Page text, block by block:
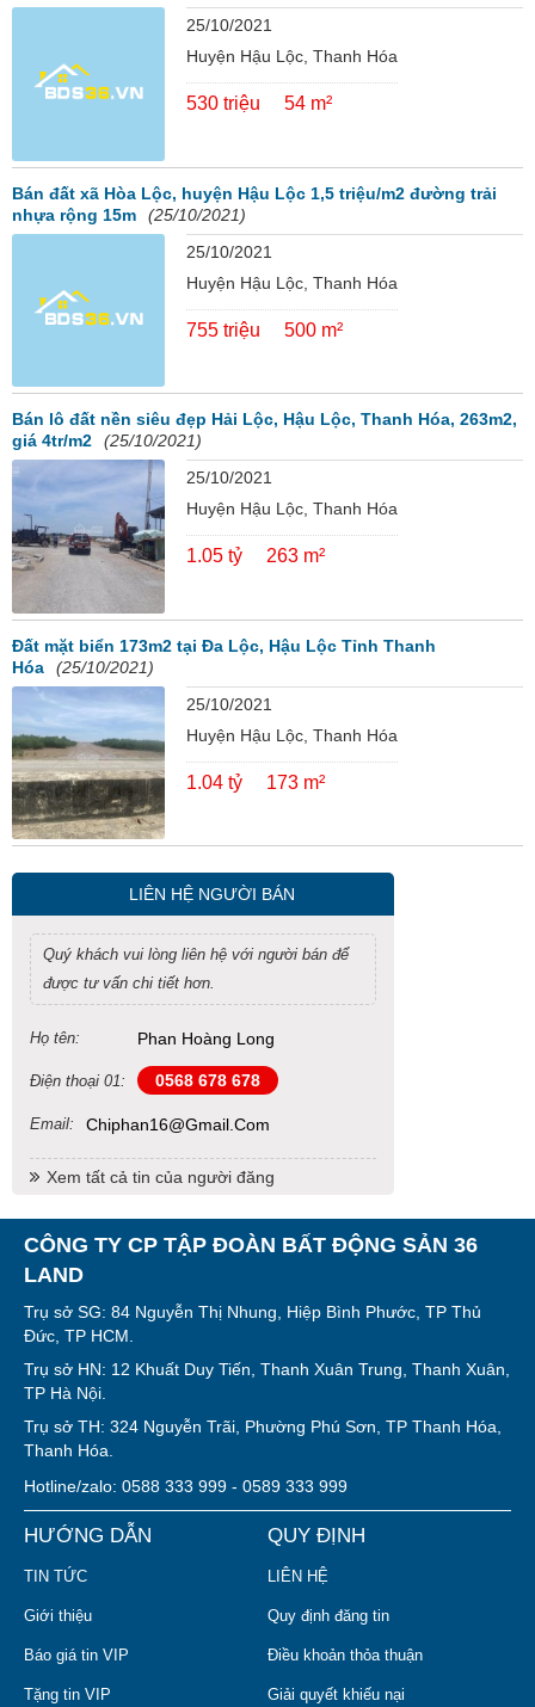
25/10/2021
Huyện Hậu Lộc, Thanh Hóa
530 triệu 54 m²
Bán đất xã Hòa Lộc, huyện Hậu Lộc 1,5 triệu/m2 đường trải
nhựa rộng 15m
(25/10/2021)
25/10/2021
Huyện Hậu Lộc, Thanh Hóa
755 triệu 500 m²
Bán lô đất nền siêu đẹp Hải Lộc, Hậu Lộc, Thanh Hóa, 263m2,
giá 4tr/m2
(25/10/2021)
25/10/2021
Huyện Hậu Lộc, Thanh Hóa
1.05 tỷ 263 m²
Đất mặt biển 173m2 tại Đa Lộc, Hậu Lộc Tỉnh Thanh
Hóa
(25/10/2021)
25/10/2021
Huyện Hậu Lộc, Thanh Hóa
1.04 tỷ 173 m²
LIÊN HỆ NGƯỜI BÁN
Quý khách vui lòng liên hệ với người bán để
được tư vấn chi tiết hơn.
Họ tên: Phan Hoàng Long
Điện thoại 01: 0568 678 678
Email: Chiphan16@gmail.com
Xem tất cả tin của người đăng
CÔNG TY CP TẬP ĐOÀN BẤT ĐỘNG SẢN 36
LAND
Trụ sở SG: 84 Nguyễn Thị Nhung, Hiệp Bình Phước, TP Thủ
Đức, TP HCM.
Trụ sở HN: 12 Khuất Duy Tiến, Thanh Xuân Trung, Thanh Xuân,
TP Hà Nội.
Trụ sở TH: 324 Nguyễn Trãi, Phường Phú Sơn, TP Thanh Hóa,
Thanh Hóa.
Hotline/zalo: 0588 333 999 - 0589 333 999
HƯỚNG DẪN
TIN TỨC
Giới thiệu
Báo giá tin VIP
Tặng tin VIP
QUY ĐỊNH
LIÊN HỆ
Quy định đăng tin
Điều khoản thỏa thuận
Giải quyết khiếu nại